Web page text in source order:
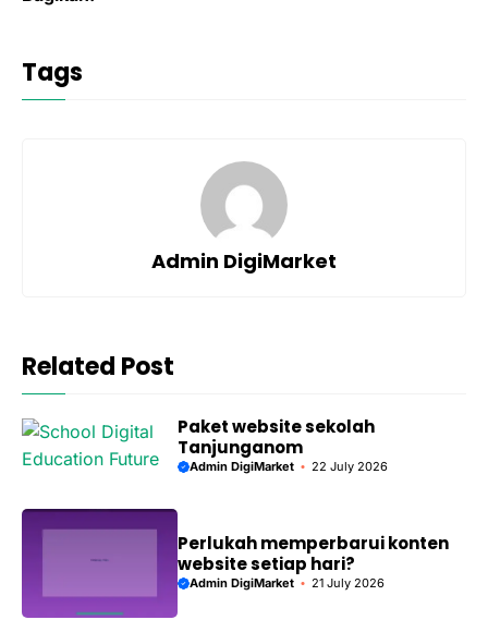
Tags
Admin DigiMarket
Related Post
Paket website sekolah
Tanjunganom
Admin DigiMarket 22 July 2026
Perlukah memperbarui konten
website setiap hari?
Admin DigiMarket 21 July 2026